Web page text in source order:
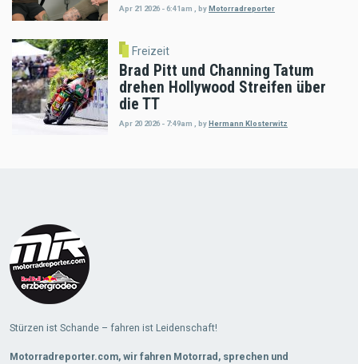
Apr 21 2026 - 6:41am , by Motorradreporter
Freizeit
Brad Pitt und Channing Tatum
drehen Hollywood Streifen über
die TT
Apr 20 2026 - 7:49am byHermann Klosterwitz
Stürzen ist Schande – fahren ist Leidenschaft!
Motorradreporter.com, wir fahren Motorrad, sprechen und